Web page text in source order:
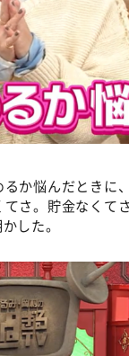
か悩んだときに
さ。貯金なくて
した。